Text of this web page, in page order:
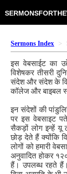
Sermons Index
इस वेबसाईट का
विशेषकर तीसरी
संदेश और संदेश के
कॉलेज और बाइबल
इन संदेशों की
पर इस वेबसाइट
सैकड़ों लोग इन्हें यू
छोड़ देते हैं क्योंकि
लोगों को हमारी
अनुवादित होकर
हैं। उपलब्ध रहते